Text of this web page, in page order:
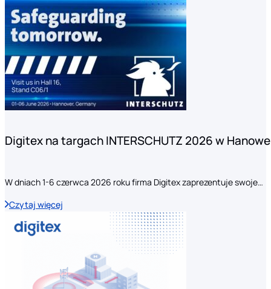
Digitex na targach INTERSCHUTZ 2026 w
W dniach 1-6 czerwca 2026 roku firma Digitex zaprezentuje swoje…
Czytaj więcej